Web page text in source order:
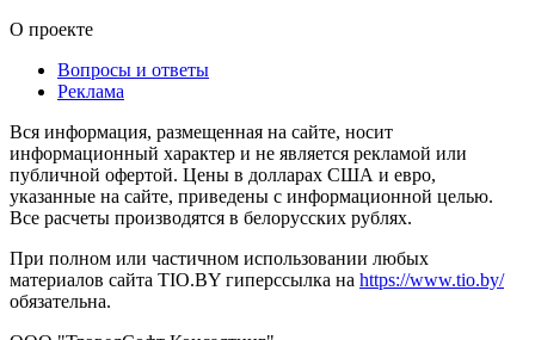
О проекте
Вопросы и ответы
Реклама
Вся информация, размещенная на сайте, носит
информационный характер и не является рекламой или
публичной офертой. Цены в долларах США и евро,
указанные на сайте, приведены с информационной целью.
Все расчеты производятся в белорусских рублях.
При полном или частичном использовании любых
материалов сайта TIO.BY гиперссылка на https://www.tio.by/
обязательна.